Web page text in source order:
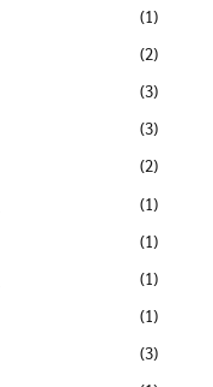
(1)
(2)
(3)
(3)
(2)
(1)
(1)
(1)
(1)
(3)